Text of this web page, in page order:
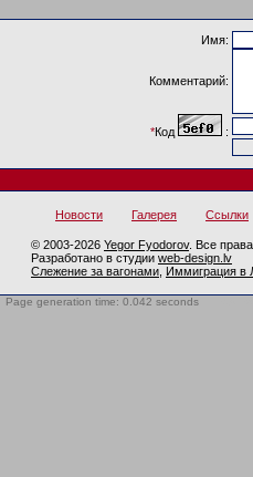
Имя:
Комментарий:
*Код :
Новости Галерея Ссылки
© 2003-2026 Yegor Fyodorov. Все
Разработано в студии web-design.lv
Слежение за вагонами Иммиграция в
Page generation time: 0.042 seconds